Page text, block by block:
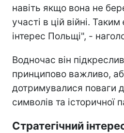
навіть якщо вона не
участі в цій війні. Таким
інтерес Польщі", -
Водночас він
принципово важливо,
дотримувалися поваги
символів та історичної
Стратегічний